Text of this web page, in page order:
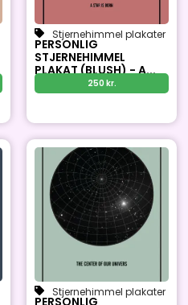
Stjernehimmel plakater
PERSONLIG
STJERNEHIMMEL
PLAKAT (BLUSH) - A...
250 kr.
Stjernehimmel plakater